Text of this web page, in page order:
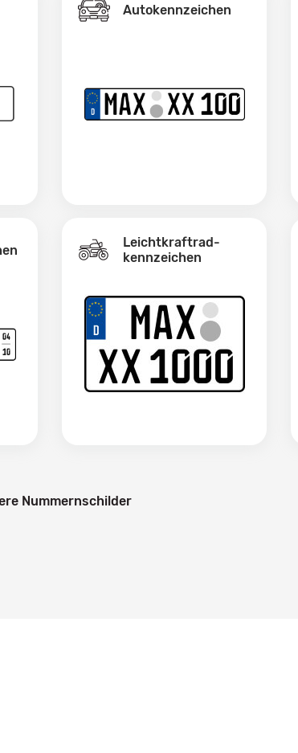
Autokennzeichen
Leichtkraftrad­
kennzeichen
Nummernschilder